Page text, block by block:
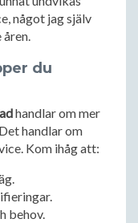
något jag själv
du
handlar om mer
handlar om
Kom ihåg att:
behov.